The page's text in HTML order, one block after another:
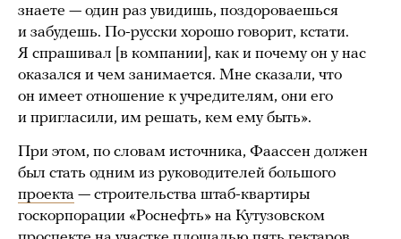
знаете — один раз увидишь, поздороваешься
и забудешь. По-русски хорошо говорит, кстати.
Я спрашивал [в компании], как и почему он у нас
оказался и чем занимается. Мне сказали, что
он имеет отношение к учредителям, они его
и пригласили, им решать, кем ему быть».
При этом, по словам источника, Фаассен должен
был стать одним из руководителей большого
проекта — строительства штаб-квартиры
госкорпорации «Роснефть» на Кутузовском